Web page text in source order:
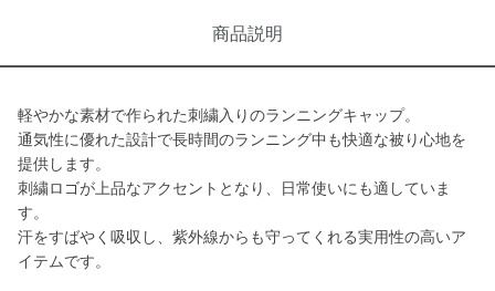
商品説明
軽やかな素材で作られた刺繍入りのランニングキャップ。
通気性に優れた設計で長時間のランニング中も快適な被り心地を
提供します。
刺繍ロゴが上品なアクセントとなり、日常使いにも適していま
す。
汗をすばやく吸収し、紫外線からも守ってくれる実用性の高いア
イテムです。